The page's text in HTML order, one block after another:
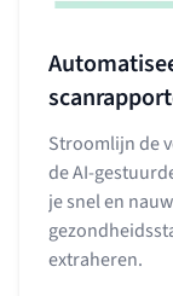
Stroomlijn de
de AI-
je snel en
extraheren.